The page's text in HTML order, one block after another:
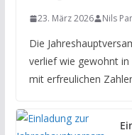
23. März 2026 Nils
Die
verlief wie gewohnt
mit erfreulichen